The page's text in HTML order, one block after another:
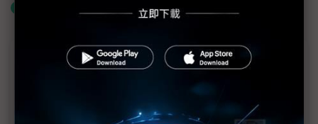
什麼是「關鍵字追蹤」
近７天熱門報導
MLCC訂單過熱、出貨比創高 村田示警全球AI基